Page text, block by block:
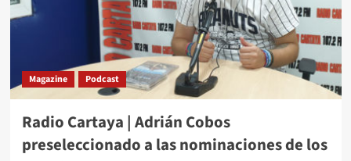
Magazine Podcast
Radio Cartaya | Adrián Cobos
preseleccionado a las nominaciones de los